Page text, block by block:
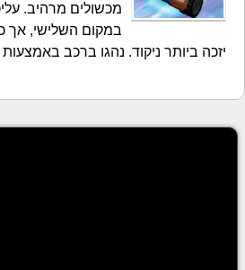
מכשולים מרהיב.
במקום השלישי, אך
יזכה ביותר ניקוד. נהגו ברכב